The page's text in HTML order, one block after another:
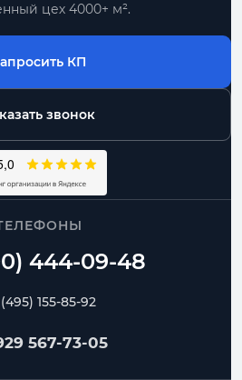
нестандарт по чертежу
части, фланцы
Угловые отводы
Тройники
цех 4000+ м².
КП
звонок
155-85-92
567-73-05